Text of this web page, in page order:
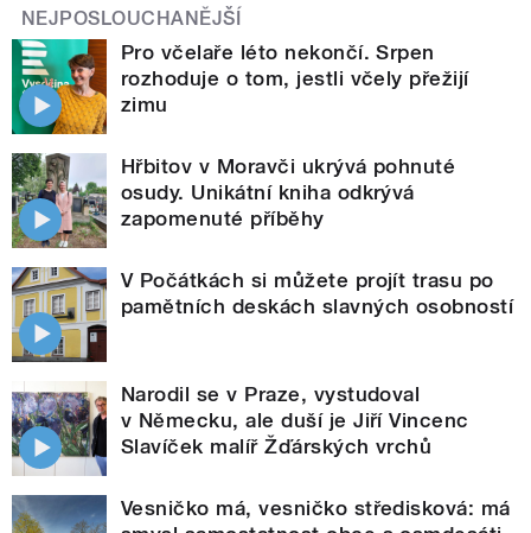
NEJPOSLOUCHANĚJŠÍ
Pro včelaře léto nekončí. Srpen
rozhoduje o tom, jestli včely přežijí
zimu
Hřbitov v Moravči ukrývá pohnuté
osudy. Unikátní kniha odkrývá
zapomenuté příběhy
V Počátkách si můžete projít trasu po
pamětních deskách slavných osobností
Narodil se v Praze, vystudoval
v Německu, ale duší je Jiří Vincenc
Slavíček malíř Žďárských vrchů
Vesničko má, vesničko středisková: má